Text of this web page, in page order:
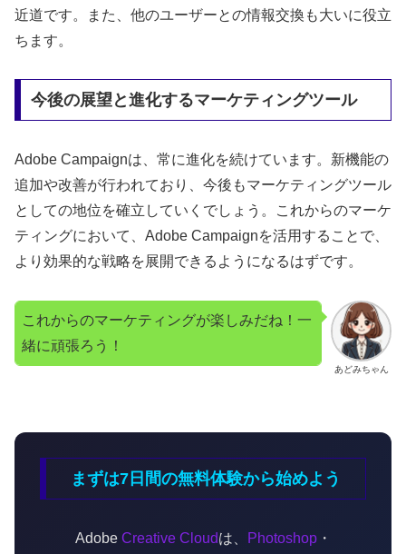
近道です。また、他のユーザーとの情報交換も大いに役立
ちます。
今後の展望と進化するマーケティングツール
Adobe Campaignは、常に進化を続けています。新機能の
追加や改善が行われており、今後もマーケティングツール
としての地位を確立していくでしょう。これからのマーケ
ティングにおいて、Adobe Campaignを活用することで、
より効果的な戦略を展開できるようになるはずです。
あどみちゃん
これからのマーケティングが楽しみだね！一
緒に頑張ろう！
まずは7日間の無料体験から始めよう
Adobe Creative Cloudは、 Photoshop・